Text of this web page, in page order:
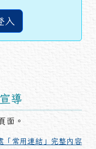
入
導
面。
「常用連結」完整內容